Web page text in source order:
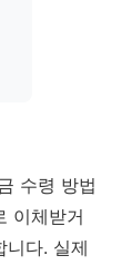
수령 방법
이체받거
니다. 실제